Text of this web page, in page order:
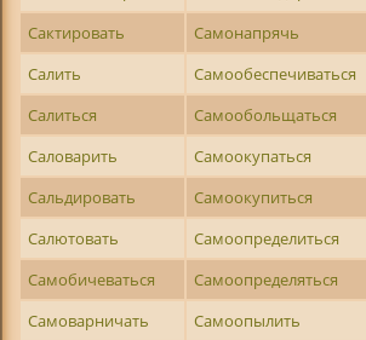
Сактировать
Самонапрячь
Салить
Самообеспечиваться
Салиться
Самообольщаться
Саловарить
Самоокупаться
Сальдировать
Самоокупиться
Салютовать
Самоопределиться
Самобичеваться
Самоопределяться
Самоварничать
Самоопылить